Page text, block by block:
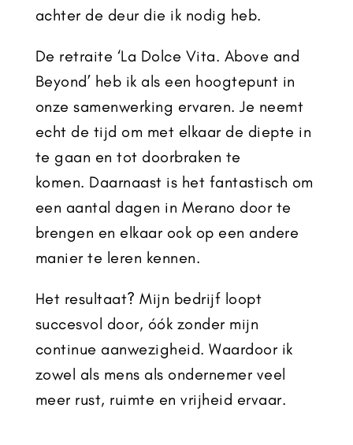
achter de deur die ik nodig heb.
De retraite ‘La Dolce Vita. Above and
Beyond’ heb ik als een hoogtepunt in
onze samenwerking ervaren. Je neemt
echt de tijd om met elkaar de diepte in
te gaan en tot doorbraken te
komen. Daarnaast is het fantastisch om
een aantal dagen in Merano door te
brengen en elkaar ook op een andere
manier te leren kennen.
Het resultaat? Mijn bedrijf loopt
succesvol door, óók zonder mijn
continue aanwezigheid. Waardoor ik
zowel als mens als ondernemer veel
meer rust, ruimte en vrijheid ervaar.